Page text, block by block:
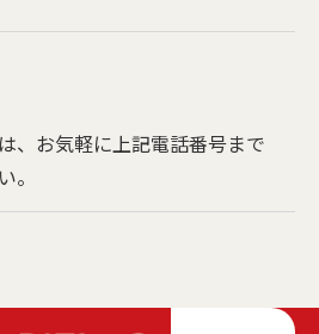
、お気軽に上記電話番号まで
。